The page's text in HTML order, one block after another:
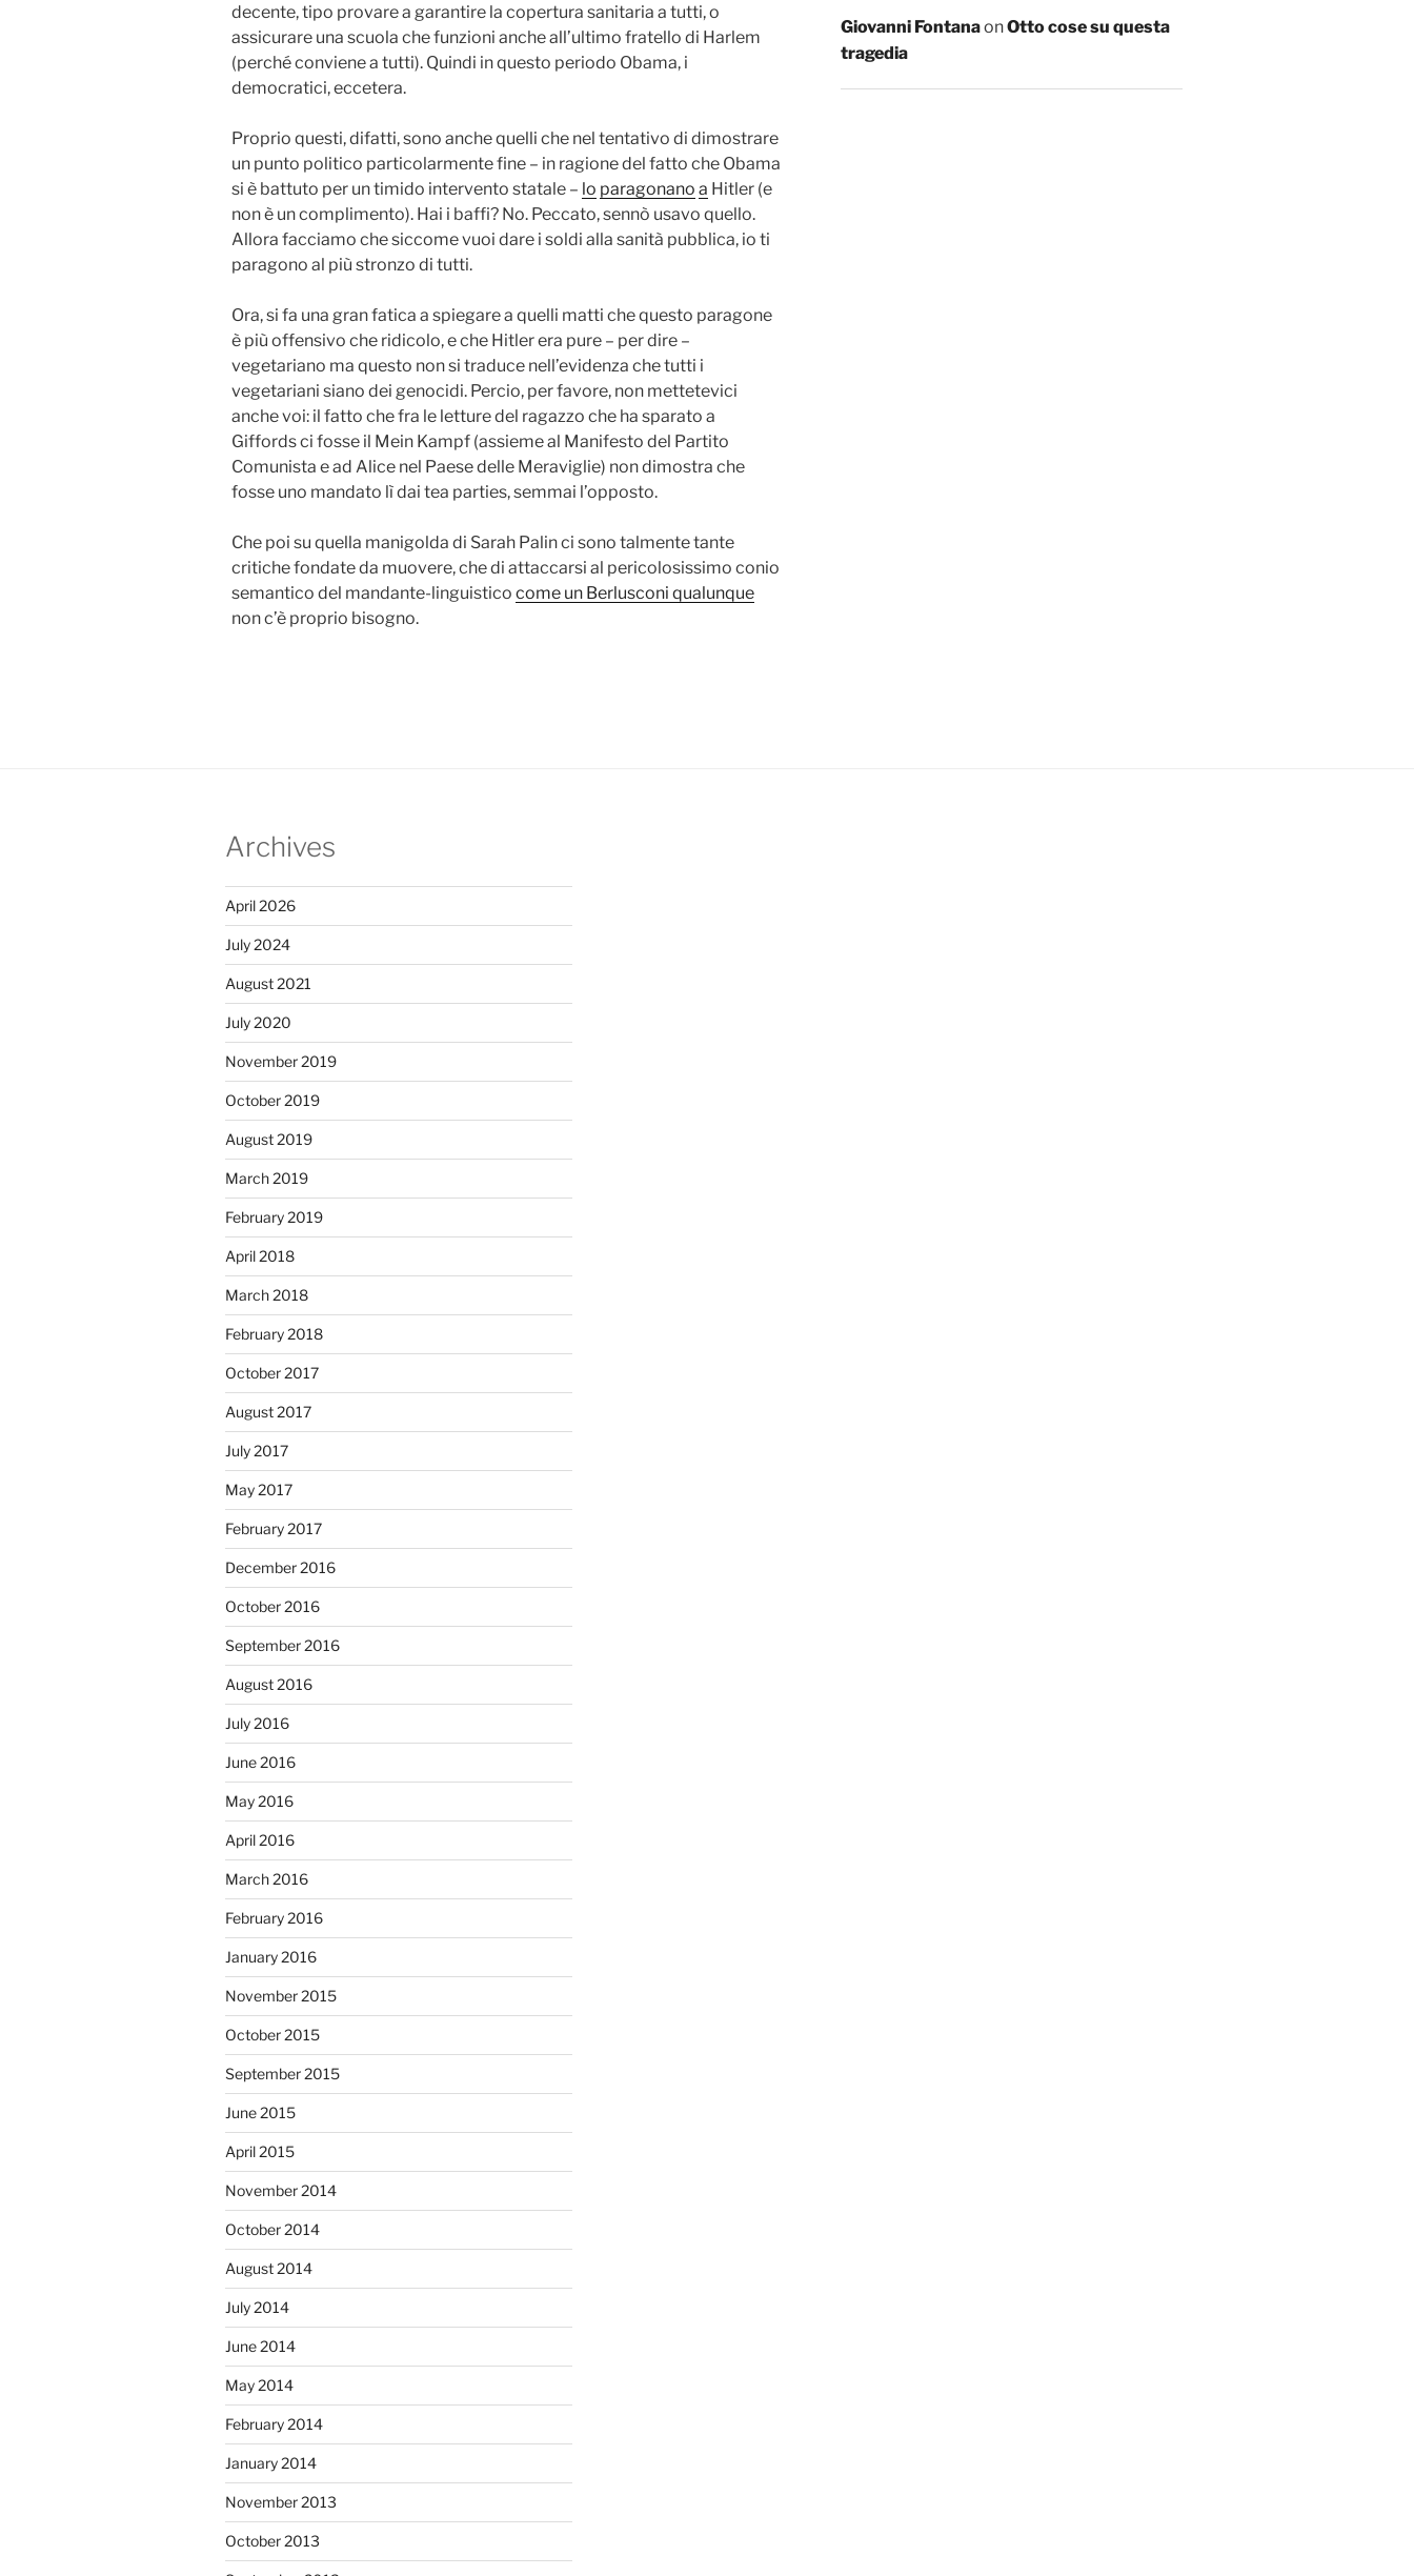
decente, tipo provare a garantire la copertura sanitaria a tutti, o
assicurare una scuola che funzioni anche all’ultimo fratello di Harlem
(perché conviene a tutti). Quindi in questo periodo Obama, i
democratici, eccetera.
Proprio questi, difatti, sono anche quelli che nel tentativo di dimostrare
un punto politico particolarmente fine – in ragione del fatto che Obama
si è battuto per un timido intervento statale – lo paragonano a Hitler (e
non è un complimento). Hai i baffi? No. Peccato, sennò usavo quello.
Allora facciamo che siccome vuoi dare i soldi alla sanità pubblica, io ti
paragono al più stronzo di tutti.
Ora, si fa una gran fatica a spiegare a quelli matti che questo paragone
è più offensivo che ridicolo, e che Hitler era pure – per dire –
vegetariano ma questo non si traduce nell’evidenza che tutti i
vegetariani siano dei genocidi. Percio, per favore, non mettetevici
anche voi: il fatto che fra le letture del ragazzo che ha sparato a
Giffords ci fosse il Mein Kampf (assieme al Manifesto del Partito
Comunista e ad Alice nel Paese delle Meraviglie) non dimostra che
fosse uno mandato lì dai tea parties, semmai l’opposto.
Che poi su quella manigolda di Sarah Palin ci sono talmente tante
critiche fondate da muovere, che di attaccarsi al pericolosissimo conio
semantico del mandante-linguistico come un Berlusconi qualunque
non c’è proprio bisogno.
Giovanni FontanaonOtto cose su questa
tragedia
Archives
April 2026
July 2024
August 2021
July 2020
November 2019
October 2019
August 2019
March 2019
February 2019
April 2018
March 2018
February 2018
October 2017
August 2017
July 2017
May 2017
February 2017
December 2016
October 2016
September 2016
August 2016
July 2016
June 2016
May 2016
April 2016
March 2016
February 2016
January 2016
November 2015
October 2015
September 2015
June 2015
April 2015
November 2014
October 2014
August 2014
July 2014
June 2014
May 2014
February 2014
January 2014
November 2013
October 2013